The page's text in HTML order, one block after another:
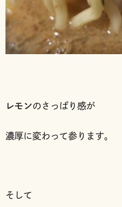
レモンのさっぱり感が
濃厚に変わって参ります。
そして